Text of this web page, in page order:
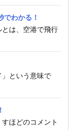
でわかる！
とは、空港で飛行
」という意味で
ほどのコメント